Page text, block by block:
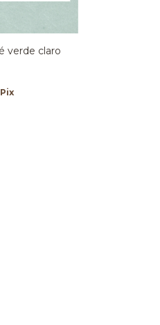
verde claro
Pix